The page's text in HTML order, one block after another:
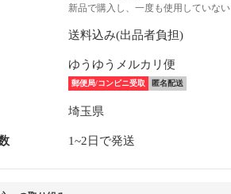
新品で購入し、一度も使用していない
送料込み(出品者負担)
ゆうゆうメルカリ便
郵便局/コンビニ受取 匿名配送
埼玉県
1~2日で発送